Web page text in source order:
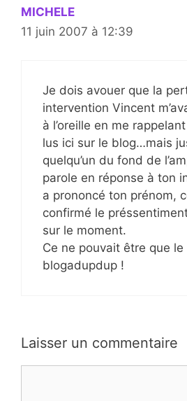
MICHELE
11 juin 2007 à 12:39
Je dois avouer que la
intervention Vincent
à l’oreille en me
lus ici sur le blog…mais
quelqu’un du fond de
parole en réponse à ton
a prononcé ton prénom,
confirmé le
sur le moment.
Ce ne pouvait être que
blogadupdup !
Laisser un commentaire